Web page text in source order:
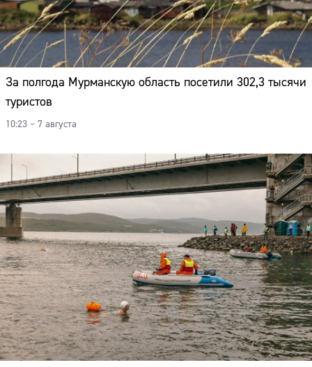
За полгода Мурманскую область посетили 302,3 тысячи
туристов
10:23 – 7 августа